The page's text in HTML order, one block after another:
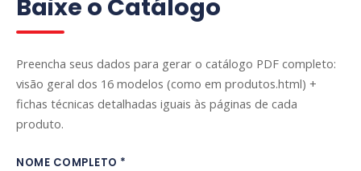
Baixe o Catálogo
Preencha seus dados para gerar o catálogo PDF completo:
visão geral dos 16 modelos (como em produtos.html) +
fichas técnicas detalhadas iguais às páginas de cada
produto.
NOME COMPLETO *